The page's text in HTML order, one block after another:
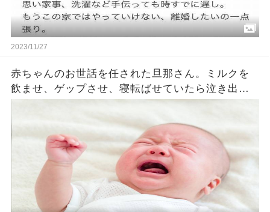
2023/11/27
赤ちゃんのお世話を任された旦那さん。ミルクを
飲ませ、ゲップさせ、寝転ばせていたら泣き出し
た赤ちゃん。それを見た旦那さんがとった行動に
奥さんは衝撃を受けることに・・・